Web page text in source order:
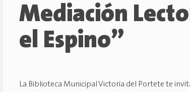
Mediación
el Espino”
La Biblioteca Municipal Victoria del Portete te